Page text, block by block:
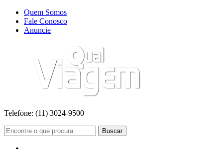
Quem Somos
Fale Conosco
Anuncie
Telefone: (11) 3024-9500
Buscar